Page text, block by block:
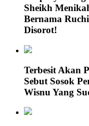
Sheikh
Bernama
Disorot!
Terbesit Akan
Sebut Sosok
Wisnu Yang